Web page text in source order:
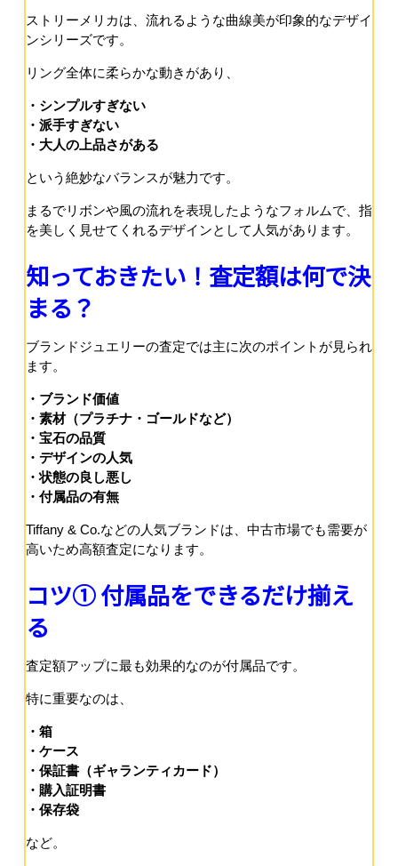
ストリーメリカは、流れるような曲線美が印象的なデザイ
ンシリーズです。
リング全体に柔らかな動きがあり、
・シンプルすぎない
・派手すぎない
・大人の上品さがある
という絶妙なバランスが魅力です。
まるでリボンや風の流れを表現したようなフォルムで、指
を美しく見せてくれるデザインとして人気があります。
知っておきたい！査定額は何で決
まる？
ブランドジュエリーの査定では主に次のポイントが見られ
ます。
・ブランド価値
・素材（プラチナ・ゴールドなど）
・宝石の品質
・デザインの人気
・状態の良し悪し
・付属品の有無
Tiffany & Co.などの人気ブランドは、中古市場でも需要が
高いため高額査定になります。
コツ① 付属品をできるだけ揃え
る
査定額アップに最も効果的なのが付属品です。
特に重要なのは、
・箱
・ケース
・保証書（ギャランティカード）
・購入証明書
・保存袋
など。